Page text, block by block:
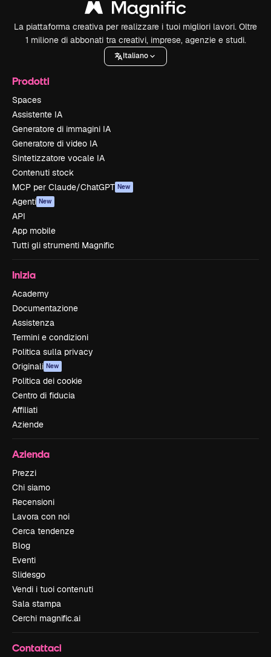
La piattaforma creativa per realizzare i tuoi migliori lavori. Oltre
1 milione di abbonati tra creativi, imprese, agenzie e studi.
Italiano
Prodotti
Spaces
Assistente IA
Generatore di immagini IA
Generatore di video IA
Sintetizzatore vocale IA
Contenuti stock
MCP per Claude/ChatGPT New
Agenti New
API
App mobile
Tutti gli strumenti Magnific
Inizia
Academy
Documentazione
Assistenza
Termini e condizioni
Politica sulla privacy
Originali New
Politica dei cookie
Centro di fiducia
Affiliati
Aziende
Azienda
Prezzi
Chi siamo
Recensioni
Lavora con noi
Cerca tendenze
Blog
Eventi
Slidesgo
Vendi i tuoi contenuti
Sala stampa
Cerchi magnific.ai
Contattaci